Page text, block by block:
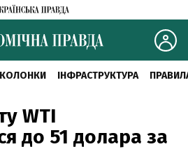
КОЛОНКИ ІНФРАСТРУКТУРА
WTI
до 51 долара за